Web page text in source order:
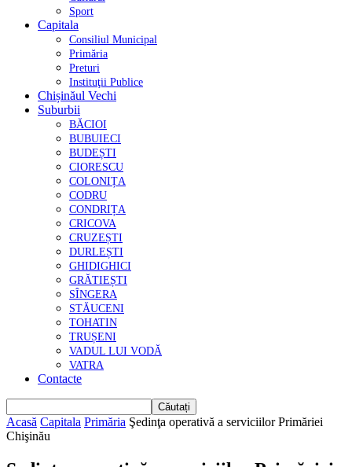
Sport
Capitala
Consiliul Municipal
Primăria
Preturi
Instituţii Publice
Chișinăul Vechi
Suburbii
BĂCIOI
BUBUIECI
BUDEȘTI
CIORESCU
COLONIȚA
CODRU
CONDRIȚA
CRICOVA
CRUZEȘTI
DURLEȘTI
GHIDIGHICI
GRĂTIEȘTI
SÎNGERA
STĂUCENI
TOHATIN
TRUȘENI
VADUL LUI VODĂ
VATRA
Contacte
Acasă Capitala Primăria Şedinţa operativă a serviciilor Primăriei
Chişinău